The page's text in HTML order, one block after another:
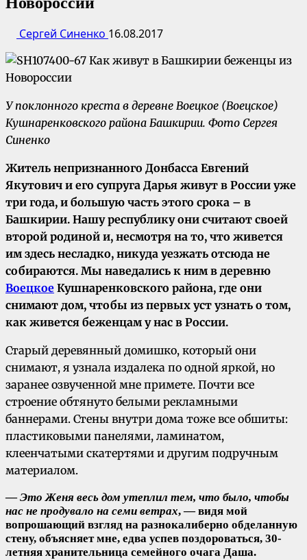
Сергей Синенко 16.08.2017
У поклонного креста в деревне Воецкое (Воецское)
Кушнаренковского района Башкирии. Фото Сергея
Синенко
Житель непризнанного Донбасса Евгений
Якутович и его супруга Дарья живут в России уже
три года, и большую часть этого срока – в
Башкирии. Нашу республику они считают своей
второй родиной и, несмотря на то, что живется
им здесь несладко, никуда уезжать отсюда не
собираются. Мы наведались к ним в деревню
Воецкое Кушнаренковского района, где они
снимают дом, чтобы из первых уст узнать о том,
как живется беженцам у нас в России.
Старый деревянный домишко, который они
снимают, я узнала издалека по одной яркой, но
заранее озвученной мне примете. Почти все
строение обтянуто белыми рекламными
баннерами. Стены внутри дома тоже все обшиты:
пластиковыми панелями, ламинатом,
клеенчатыми скатертями и другим подручным
материалом.
—Это Женя весь дом утеплил тем, что было, чтобы
нас не продувало на семи ветрах, — видя мой
вопрошающий взгляд на разнокалиберно обделанную
стену, объясняет мне, едва успев поздороваться, 30-
летняя хранительница семейного очага Даша.